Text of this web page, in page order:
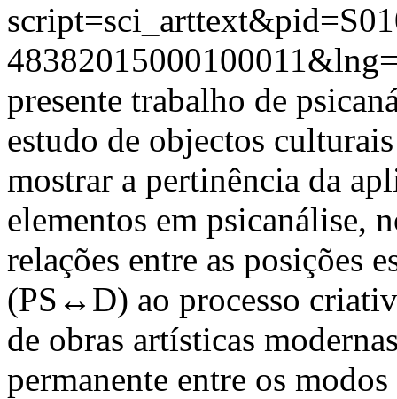
presente trabalho de
estudo de objectos
mostrar a pertinência da
elementos em psicanálise,
relações entre as posições
(PS↔D) ao processo
de obras artísticas
permanente entre os